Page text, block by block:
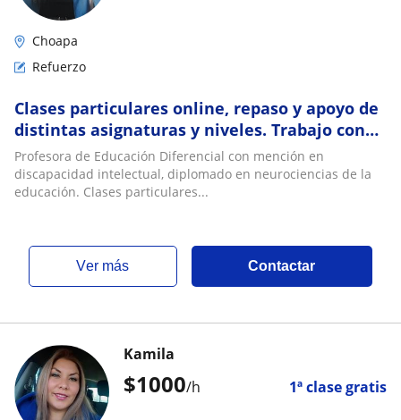
Choapa
Refuerzo
Clases particulares online, repaso y apoyo de
distintas asignaturas y niveles. Trabajo con
personas con NEE
Profesora de Educación Diferencial con mención en
discapacidad intelectual, diplomado en neurociencias de la
educación. Clases particulares...
ver más Contactar
$1000/h 1ª clase gratis
Kamila